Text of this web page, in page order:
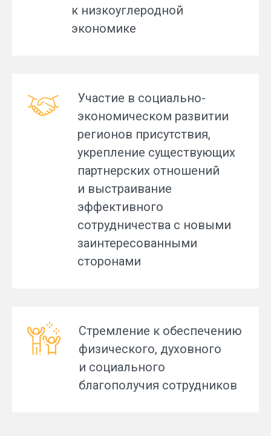
к низкоуглеродной
экономике
Участие в социально-
экономическом развитии
регионов присутствия,
укрепление существующих
партнерских отношений
и выстраивание
эффективного
сотрудничества с новыми
заинтересованными
сторонами
Стремление к обеспечению
физического, духовного
и социального
благополучия сотрудников